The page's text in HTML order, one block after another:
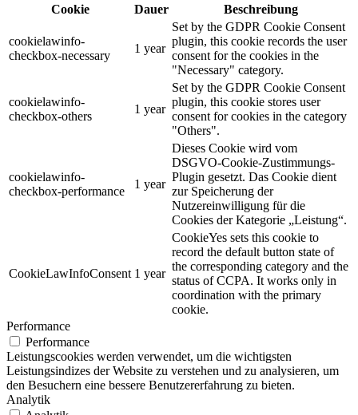
Cookie
Dauer Beschreibung
cookielawinfo-
checkbox-necessary
1 year
Set by the GDPR Cookie Consent
plugin, this cookie records the user
consent for the cookies in the
"Necessary" category.
cookielawinfo-
checkbox-others
1 year
Set by the GDPR Cookie Consent
plugin, this cookie stores user
consent for cookies in the category
"Others".
cookielawinfo-
checkbox-performance
1 year
Dieses Cookie wird vom
DSGVO-Cookie-Zustimmungs-
Plugin gesetzt. Das Cookie dient
zur Speicherung der
Nutzereinwilligung für die
Cookies der Kategorie „Leistung“.
CookieLawInfoConsent 1 year
CookieYes sets this cookie to
record the default button state of
the corresponding category and the
status of CCPA. It works only in
coordination with the primary
cookie.
Performance
Performance
Leistungscookies werden verwendet, um die wichtigsten
Leistungsindizes der Website zu verstehen und zu analysieren, um
den Besuchern eine bessere Benutzererfahrung zu bieten.
Analytik